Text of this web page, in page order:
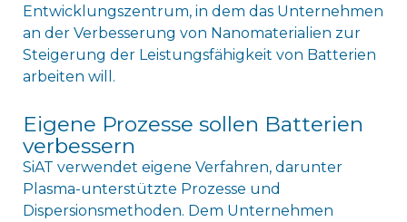
Entwicklungszentrum, in dem das Unternehmen
an der Verbesserung von Nanomaterialien zur
Steigerung der Leistungsfähigkeit von Batterien
arbeiten will.
Eigene Prozesse sollen Batterien
verbessern
SiAT verwendet eigene Verfahren, darunter
Plasma-unterstützte Prozesse und
Dispersionsmethoden. Dem Unternehmen